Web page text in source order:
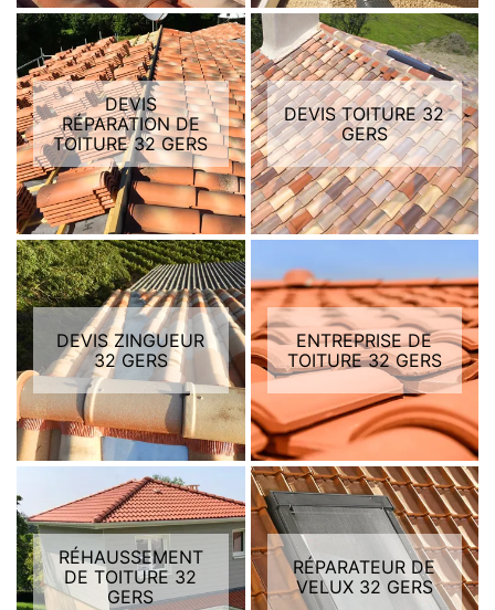
DEVIS
RÉPARATION DE
TOITURE 32 GERS
DEVIS TOITURE 32
GERS
DEVIS ZINGUEUR
32 GERS
ENTREPRISE DE
TOITURE 32 GERS
RÉHAUSSEMENT
DE TOITURE 32
GERS
RÉPARATEUR DE
VELUX 32 GERS